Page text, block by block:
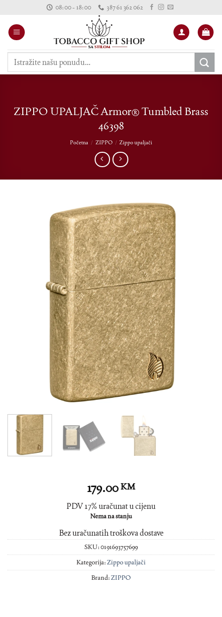
content
08:00 - 18:00 387 61 362 062
Pretraži:
ZIPPO UPALJAČ Armor® Tumbled Brass
46398
Početna / ZIPPO / Zippo upaljači
179.00KM
PDV 17% uračunat u cijenu
Nema na stanju
Bez uračunatih troškova dostave
SKU:0191693757699
Kategorija:Zippo upaljači
Brand:ZIPPO